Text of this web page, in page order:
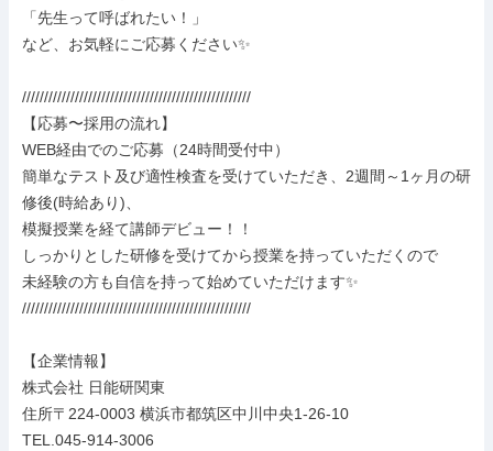
「先生って呼ばれたい！」
など、お気軽にご応募ください✨
////////////////////////////////////////////////////
【応募〜採用の流れ】
WEB経由でのご応募（24時間受付中）
簡単なテスト及び適性検査を受けていただき、2週間～1ヶ月の研
修後(時給あり)、
模擬授業を経て講師デビュー！！
しっかりとした研修を受けてから授業を持っていただくので
未経験の方も自信を持って始めていただけます✨
////////////////////////////////////////////////////
【企業情報】
株式会社 日能研関東
住所〒224-0003 横浜市都筑区中川中央1-26-10
TEL.045-914-3006